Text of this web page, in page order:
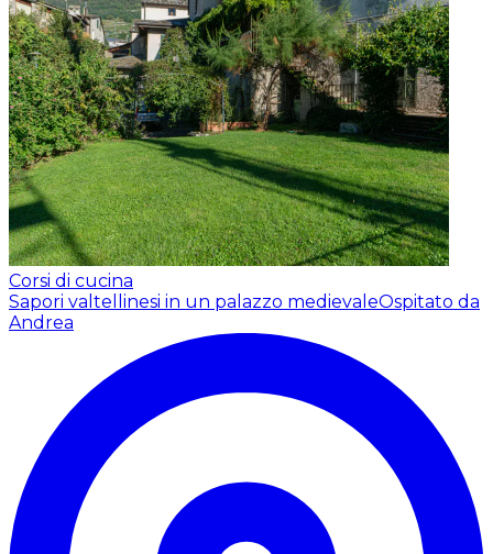
Corsi di cucina
Sapori valtellinesi in un palazzo medievaleOspitato da
Andrea